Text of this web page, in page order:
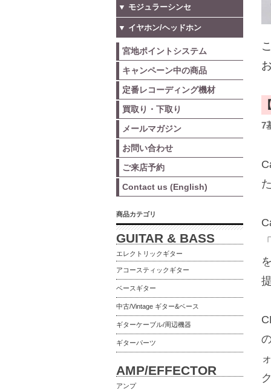
7
▼ モジュラーシンセ
▼ イヤホン/ヘッドホン
宮地ポイントシステム
キャンペーン中の商品
定番レコーディング機材
買取り・下取り
メールマガジン
お問い合わせ
ご来店予約
Contact us (English)
商品カテゴリ
GUITAR & BASS
エレクトリックギター
アコースティックギター
ベースギター
中古/Vintage ギター&ベース
ギターケーブル/周辺機器
ギターパーツ
AMP/EFFECTOR
アンプ